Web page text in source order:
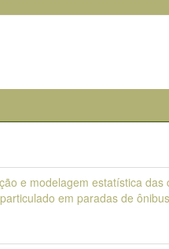
e modelagem estatística das
em paradas de